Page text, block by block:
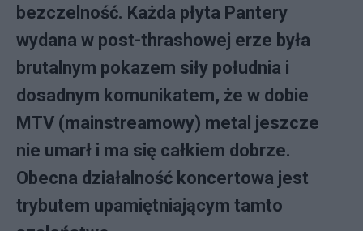
bezczelność. Każda płyta Pantery
wydana w post-thrashowej erze była
brutalnym pokazem siły południa i
dosadnym komunikatem, że w dobie
MTV (mainstreamowy) metal jeszcze
nie umarł i ma się całkiem dobrze.
Obecna działalność koncertowa jest
trybutem upamiętniającym tamto